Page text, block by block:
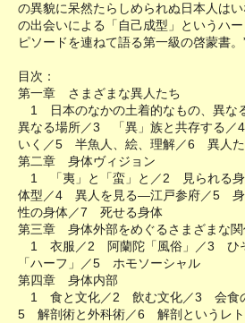
の異貌に呆然たらしめられぬ日本人は
の出会いによる「自己成型」というハ
ピソードを連ねて語る第一級の啓蒙書。
目次：
第一章 さまざまな異人たち
1 日本のなかの土着的なもの、異な
異なる場所／3 「異」族と共存する／
いく／5 半魚人、絵、理解／6 異人た
第二章 身体ヴィジョン
1 「夷」と「蛮」と／2 見られる
体型／4 異人を見る―江戸参府／5
性の身体／7 死せる身体
第三章 身体外部をめぐるさまざまな
1 衣服／2 阿蘭陀「風俗」／3 ひ
「ハーフ」／5 ホモソーシャル
第四章 身体内部
1 食と文化／2 飲む文化／3 会食
5 解剖術と外科術／6 解剖というレト